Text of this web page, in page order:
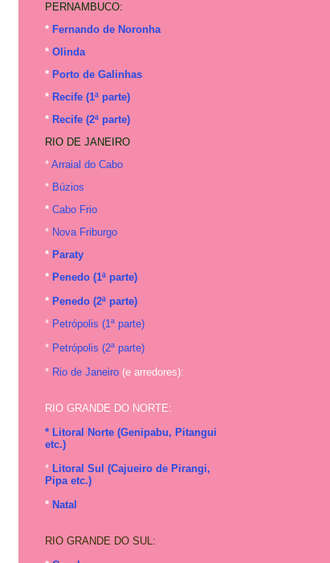
PERNAMBUCO:
* Fernando de Noronha
* Olinda
* Porto de Galinhas
* Recife (1ª parte)
* Recife (2ª parte)
RIO DE JANEIRO
* Arraial do Cabo
* Búzios
* Cabo Frio
* Nova Friburgo
* Paraty
* Penedo (1ª parte)
* Penedo (2ª parte)
* Petrópolis (1ª parte)
* Petrópolis (2ª parte)
* Rio de Janeiro (e arredores):
RIO GRANDE DO NORTE:
* Litoral Norte (Genipabu, Pitangui
etc.)
* Litoral Sul (Cajueiro de Pirangi,
Pipa etc.)
* Natal
RIO GRANDE DO SUL: